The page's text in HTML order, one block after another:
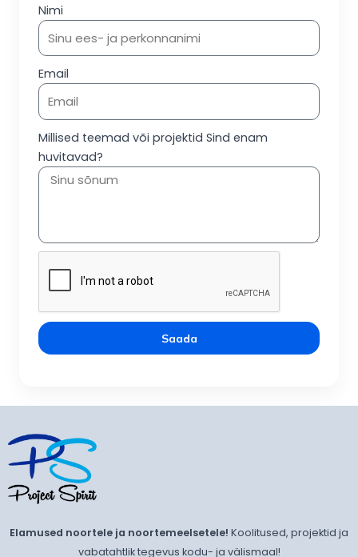
Nimi
Email
Millised teemad või projektid Sind enam
huvitavad?
Saada
Elamused noortele ja noortemeelsetele! Koolitused, projektid ja
vabatahtlik tegevus kodu- ja välismaal!